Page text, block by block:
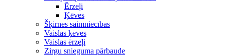
Ērzeļi
Ķēves
Šķirnes saimniecības
Vaislas ķēves
Vaislas ērzeļi
Zirgu snieguma pārbaude